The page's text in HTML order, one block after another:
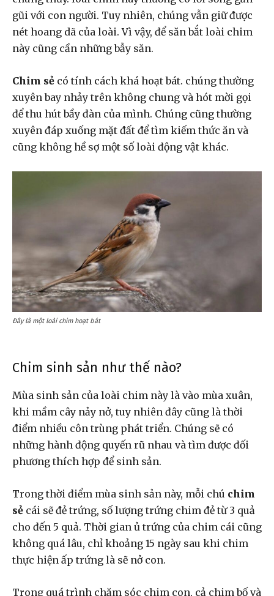
gũi với con người. Tuy nhiên, chúng vẫn giữ được
nét hoang dã của loài. Vì vậy, để săn bắt loài chim
này cũng cần những bẫy săn.
Chim sẻ có tính cách khá hoạt bát. chúng thường
xuyên bay nhảy trên không chung và hót mời gọi
để thu hút bầy đàn của mình. Chúng cũng thường
xuyên đáp xuống mặt đất để tìm kiếm thức ăn và
cũng không hề sợ một số loài động vật khác.
Đây là một loài chim hoạt bát
Chim sinh sản như thế nào?
Mùa sinh sản của loài chim này là vào mùa xuân,
khi mầm cây nảy nở, tuy nhiên đây cũng là thời
điểm nhiều côn trùng phát triển. Chúng sẽ có
những hành động quyến rũ nhau và tìm được đối
phương thích hợp để sinh sản.
Trong thời điểm mùa sinh sản này, mỗi chú chim
sẻ cái sẽ đẻ trứng, số lượng trứng chim đẻ từ 3 quả
cho đến 5 quả. Thời gian ủ trứng của chim cái cũng
không quá lâu, chỉ khoảng 15 ngày sau khi chim
thực hiện ấp trứng là sẽ nở con.
Trong quá trình chăm sóc chim con, cả chim bố và